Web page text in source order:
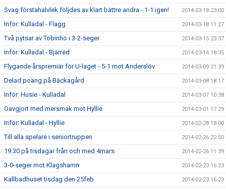
Svag förstahalvlek följdes av klart bättre andra - 1-1 igen! 2014-03-18 23:00
Inför: Kulladal - Flagg 2014-03-18 11:27
Två pytsar av Tobinho i 3-2-seger 2014-03-15 23:37
Inför: Kulladal - Bjärred 2014-03-14 18:35
Flygande årspremiär för U-laget - 5-1 mot Anderslöv 2014-03-09 21:39
Delad poäng på Bäckagård 2014-03-08 18:17
Inför: Husie - Kulladal 2014-03-07 10:38
Oavgjort med mersmak mot Hyllie 2014-03-01 17:29
Inför: Kulladal - Hyllie 2014-02-28 18:00
Till alla spelare i seniortruppen 2014-02-26 22:50
19.30 på tisdagar från och med 4mars 2014-02-26 11:39
3-0-seger mot Klagshamn 2014-02-23 16:23
Kallbadhuset tisdag den 25feb 2014-02-23 16:23